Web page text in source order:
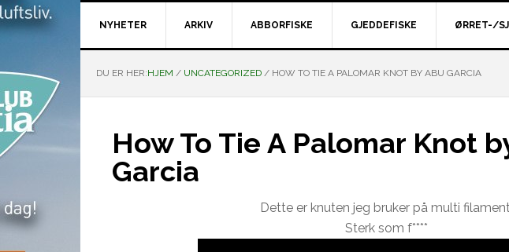
NYHETER ARKIV ABBORFISKE GJEDDEFISKE ØRRET-/
DU ER HER:HJEM / UNCATEGORIZED / HOW TO TIE A PALOMAR KNOT BY ABU GARCIA
How To Tie A Palomar Knot
Garcia
Dette er knuten jeg bruker på multi
Sterk som f****